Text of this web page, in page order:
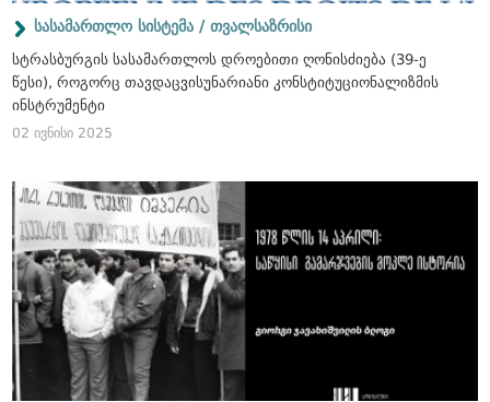
სასამართლო სისტემა / თვალსაზრისი
სტრასბურგის სასამართლოს დროებითი ღონისძიება (39-ე
წესი), როგორც თავდაცვისუნარიანი კონსტიტუციონალიზმის
ინსტრუმენტი
02 ივნისი 2025